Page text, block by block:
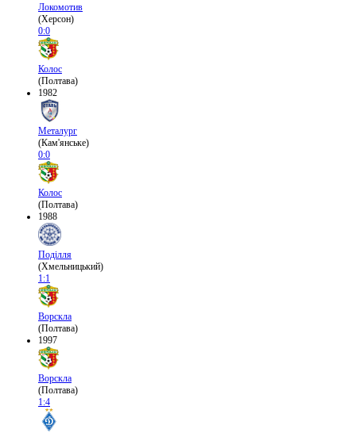
Локомотив
(Херсон)
0:0
Колос
(Полтава)
1982
Металург
(Кам'янське)
0:0
Колос
(Полтава)
1988
Поділля
(Хмельницький)
1:1
Ворскла
(Полтава)
1997
Ворскла
(Полтава)
1:4